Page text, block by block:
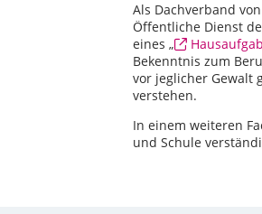
Als Dachverband
Öffentliche Dienst
eines „
Bekenntnis zum
vor jeglicher Gewalt
verstehen.
In einem weiteren
und Schule